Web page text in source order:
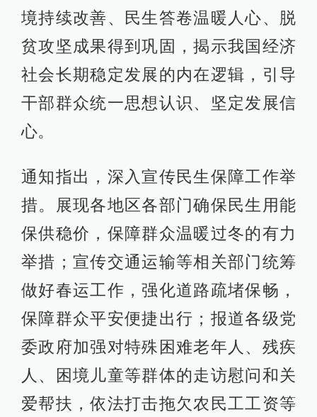
境持续改善、民生答卷温暖人心、脱
贫攻坚成果得到巩固，揭示我国经济
社会长期稳定发展的内在逻辑，引导
干部群众统一思想认识、坚定发展信
心。
通知指出，深入宣传民生保障工作举
措。展现各地区各部门确保民生用能
保供稳价，保障群众温暖过冬的有力
举措；宣传交通运输等相关部门统筹
做好春运工作，强化道路疏堵保畅，
保障群众平安便捷出行；报道各级党
委政府加强对特殊困难老年人、残疾
人、困境儿童等群体的走访慰问和关
爱帮扶，依法打击拖欠农民工工资等